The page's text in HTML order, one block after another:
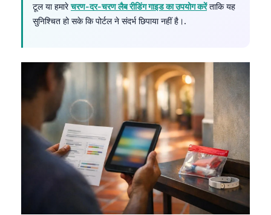
टूल या हमारेचरण-दर-चरण लैब रीडिंग गाइड का उपयोग करेंताकि यह
सुनिश्चित हो सके कि पोर्टल ने संदर्भ छिपाया नहीं है।.